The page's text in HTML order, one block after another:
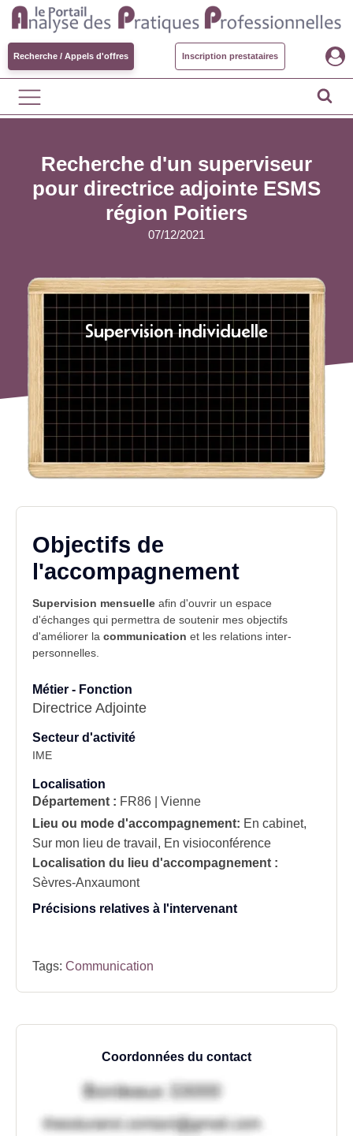
Recherche / Appels d'offres Inscription prestataires
Recherche d'un superviseur
pour directrice adjointe ESMS
région Poitiers
07/12/2021
Supervision individuelle
Objectifs de
l'accompagnement
Supervision mensuelle afin d'ouvrir un espace
d'échanges qui permettra de soutenir mes objectifs
d'améliorer la communication et les relations inter-
personnelles.
Métier - Fonction
Directrice Adjointe
Secteur d'activité
IME
Localisation
Département : FR86 | Vienne
Lieu ou mode d'accompagnement: En cabinet,
Sur mon lieu de travail, En visioconférence
Localisation du lieu d'accompagnement :
Sèvres-Anxaumont
Précisions relatives à l'intervenant
Tags: Communication
Coordonnées du contact